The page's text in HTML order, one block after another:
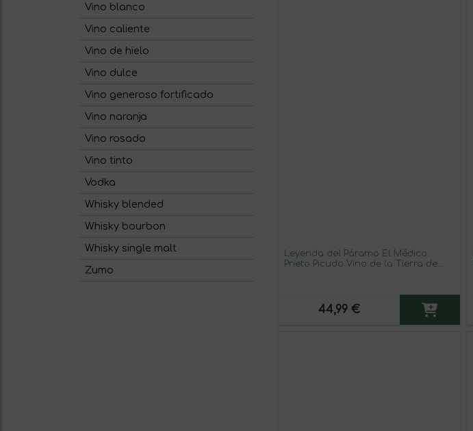
Vino blanco
Vino caliente
Vino de hielo
Vino dulce
Vino generoso fortificado
Vino naranja
Vino rosado
Vino tinto
Vodka
Whisky blended
Whisky bourbon
Whisky single malt
Zumo
Leyenda del Páramo El Médico
Prieto Picudo Vino de la Tierra de
44,99 €